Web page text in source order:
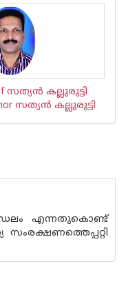
സത്യന്‍ കല്ലുരുട്ടി
സത്യന്‍ കല്ലുരുട്ടി
എന്നതുകൊണ്ട്